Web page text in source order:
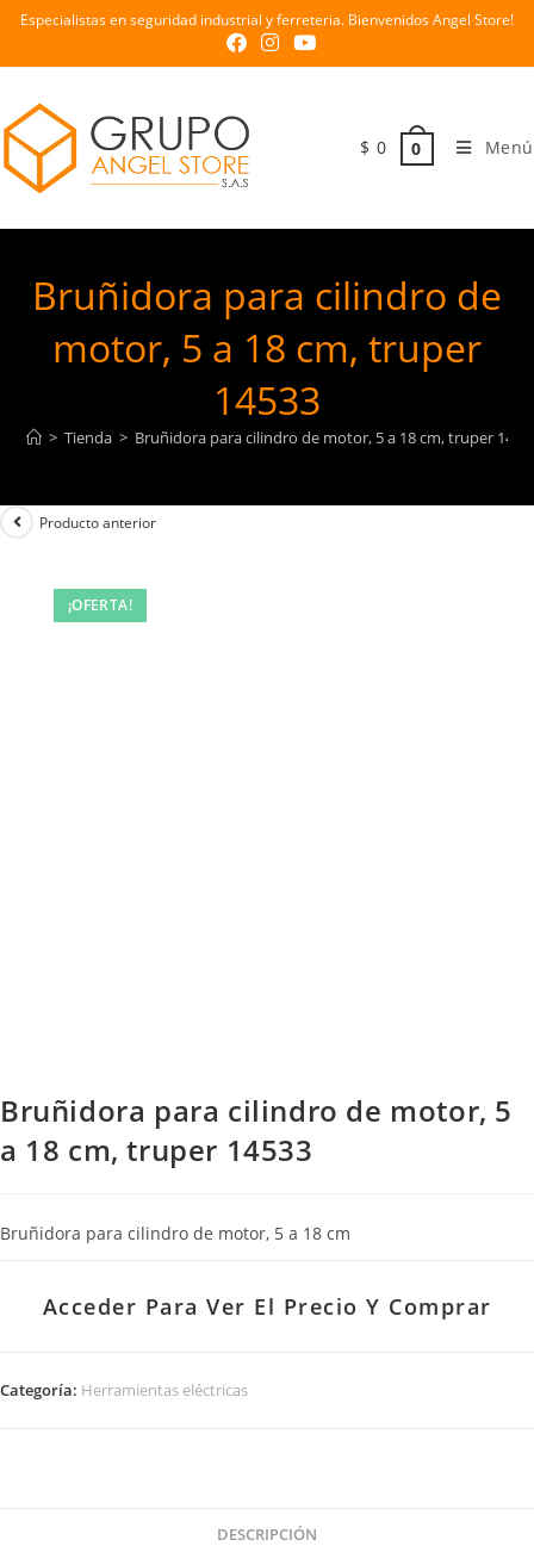
Especialistas en seguridad industrial y ferreteria. Bienvenidos Angel Store!
$ 0 0 Menú
Bruñidora para cilindro de
motor, 5 a 18 cm, truper
14533
> Tienda > Bruñidora para cilindro de motor, 5 a 18 cm, truper
¡OFERTA!
Producto anterior
Bruñidora para cilindro de motor, 5
a 18 cm, truper 14533
Bruñidora para cilindro de motor, 5 a 18 cm
Acceder Para Ver El Precio Y Comprar
Categoría: Herramientas eléctricas
DESCRIPCIÓN